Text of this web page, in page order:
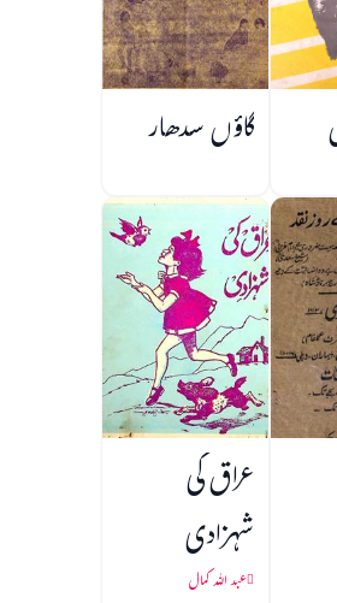
گاؤں سدھار
عراق کی
شہزادی
عبد اللہ کمال